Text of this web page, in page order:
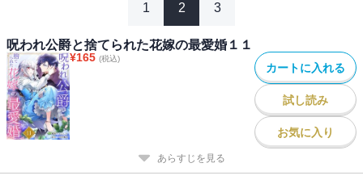
1 2 3
呪われ公爵と捨てられた花嫁の最愛婚１１
¥165 (税込)
カートに入れる
試し読み
お気に入り
あらすじを見る